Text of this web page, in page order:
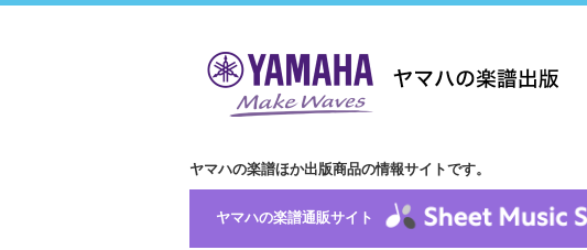
ヤマハの楽譜ほか出版商品の情報サイトです。
ヤマハの楽譜通販サイト